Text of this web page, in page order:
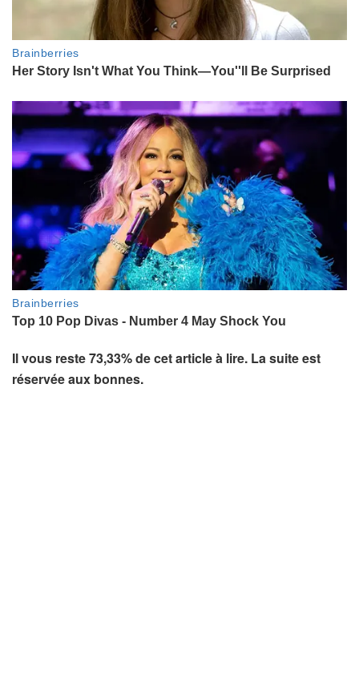
Il vous reste 73,33% de cet article à lire. La suite est
réservée aux bonnes.